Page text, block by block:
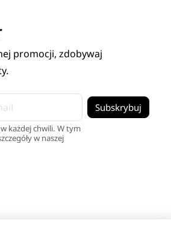
promocji, zdobywaj
każdej chwili. W tym
w naszej